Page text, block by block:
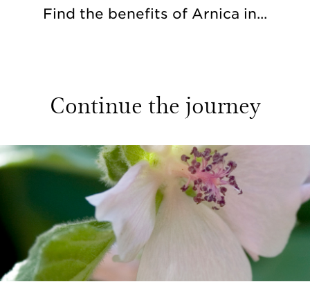
Find the benefits of Arnica in...
Continue the journey